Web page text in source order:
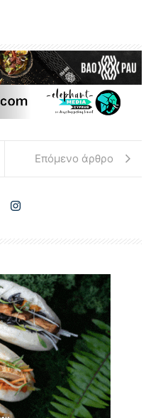
Επόμενο άρθρο